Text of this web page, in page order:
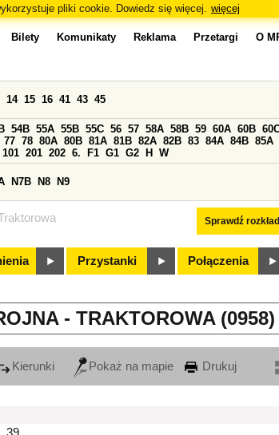
pliki cookie. Dowiedz się więcej. więcej
Bilety Komunikaty Reklama Przetargi O
Sprawdź
14 15 16 41 43 45
54B 55A 55B 55C 56 57 58A 58B 59 60A 60B
77 78 80A 80B 81A 81B 82A 82B 83 84A 84B 85A
101 201 202 6. F1 G1 G2 H W
N7B N8 N9
Przystanki Połączenia
- TRAKTOROWA (0958)
Kierunki Pokaż na mapie Drukuj